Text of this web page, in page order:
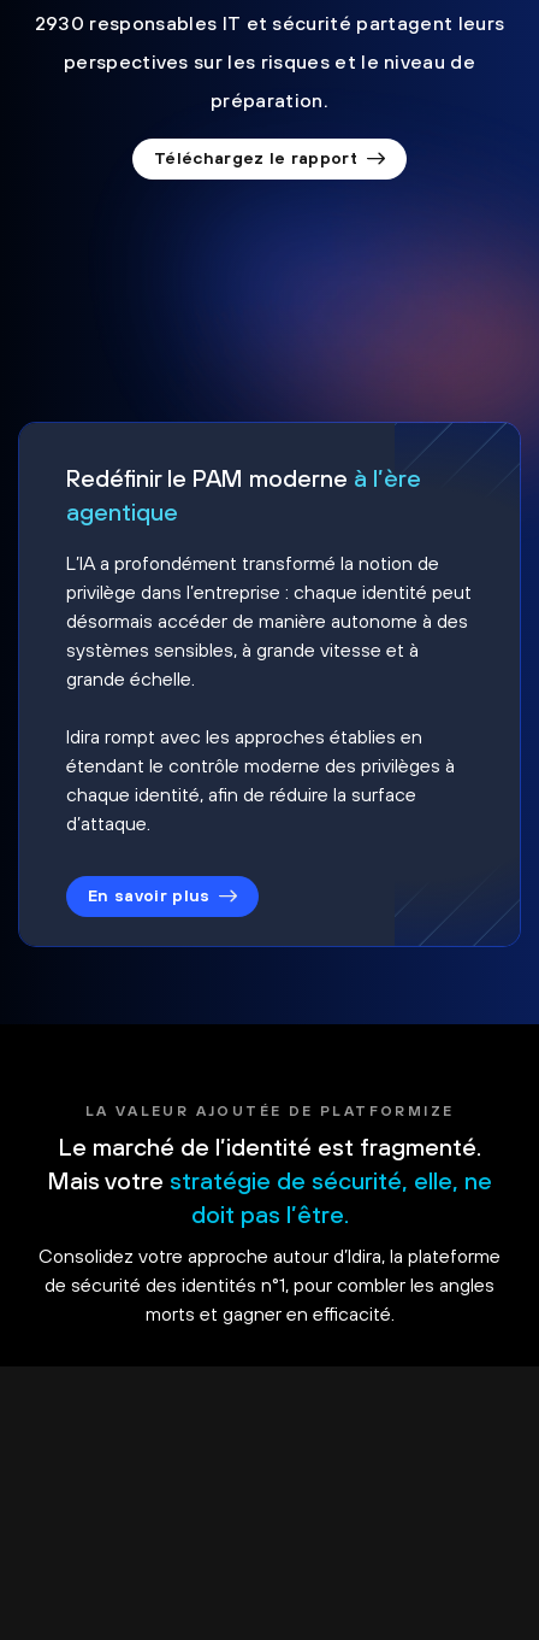
2930 responsables IT et sécurité partagent leurs
perspectives sur les risques et le niveau de
préparation.
Téléchargez le rapport
Redéfinir le PAM moderne à l’ère
agentique
L’IA a profondément transformé la notion de
privilège dans l’entreprise : chaque identité peut
désormais accéder de manière autonome à des
systèmes sensibles, à grande vitesse et à
grande échelle.
Idira rompt avec les approches établies en
étendant le contrôle moderne des privilèges à
chaque identité, afin de réduire la surface
d’attaque.
En savoir plus
LA VALEUR AJOUTÉE DE PLATFORMIZE
Le marché de l’identité est fragmenté.
Mais votre stratégie de sécurité, elle, ne
doit pas l’être.
Consolidez votre approche autour d’Idira, la plateforme
de sécurité des identités n°1, pour combler les angles
morts et gagner en efficacité.